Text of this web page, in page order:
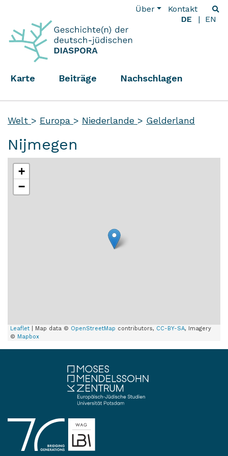
Über
Kontakt
DE
EN
Karte Beiträge Nachschlagen
Welt > Europa > Niederlande > Gelderland
Nijmegen
+
−
Leaflet | Map data © OpenStreetMap contributors, CC-BY-SA, Imagery
© Mapbox